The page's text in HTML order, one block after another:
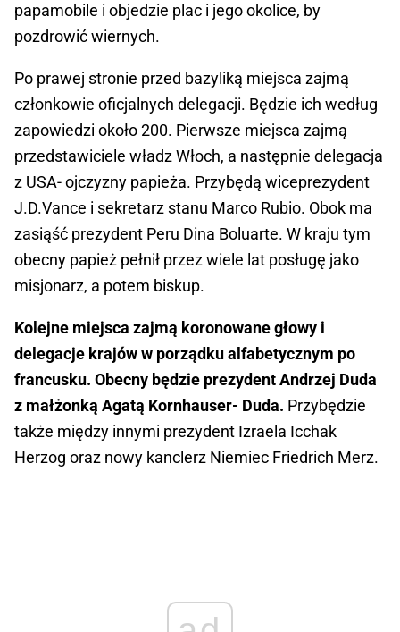
papamobile i objedzie plac i jego okolice, by
pozdrowić wiernych.
Po prawej stronie przed bazyliką miejsca zajmą
członkowie oficjalnych delegacji. Będzie ich według
zapowiedzi około 200. Pierwsze miejsca zajmą
przedstawiciele władz Włoch, a następnie delegacja
z USA- ojczyzny papieża. Przybędą wiceprezydent
J.D.Vance i sekretarz stanu Marco Rubio. Obok ma
zasiąść prezydent Peru Dina Boluarte. W kraju tym
obecny papież pełnił przez wiele lat posługę jako
misjonarz, a potem biskup.
Kolejne miejsca zajmą koronowane głowy i
delegacje krajów w porządku alfabetycznym po
francusku. Obecny będzie prezydent Andrzej Duda
z małżonką Agatą Kornhauser- Duda. Przybędzie
także między innymi prezydent Izraela Icchak
Herzog oraz nowy kanclerz Niemiec Friedrich Merz.